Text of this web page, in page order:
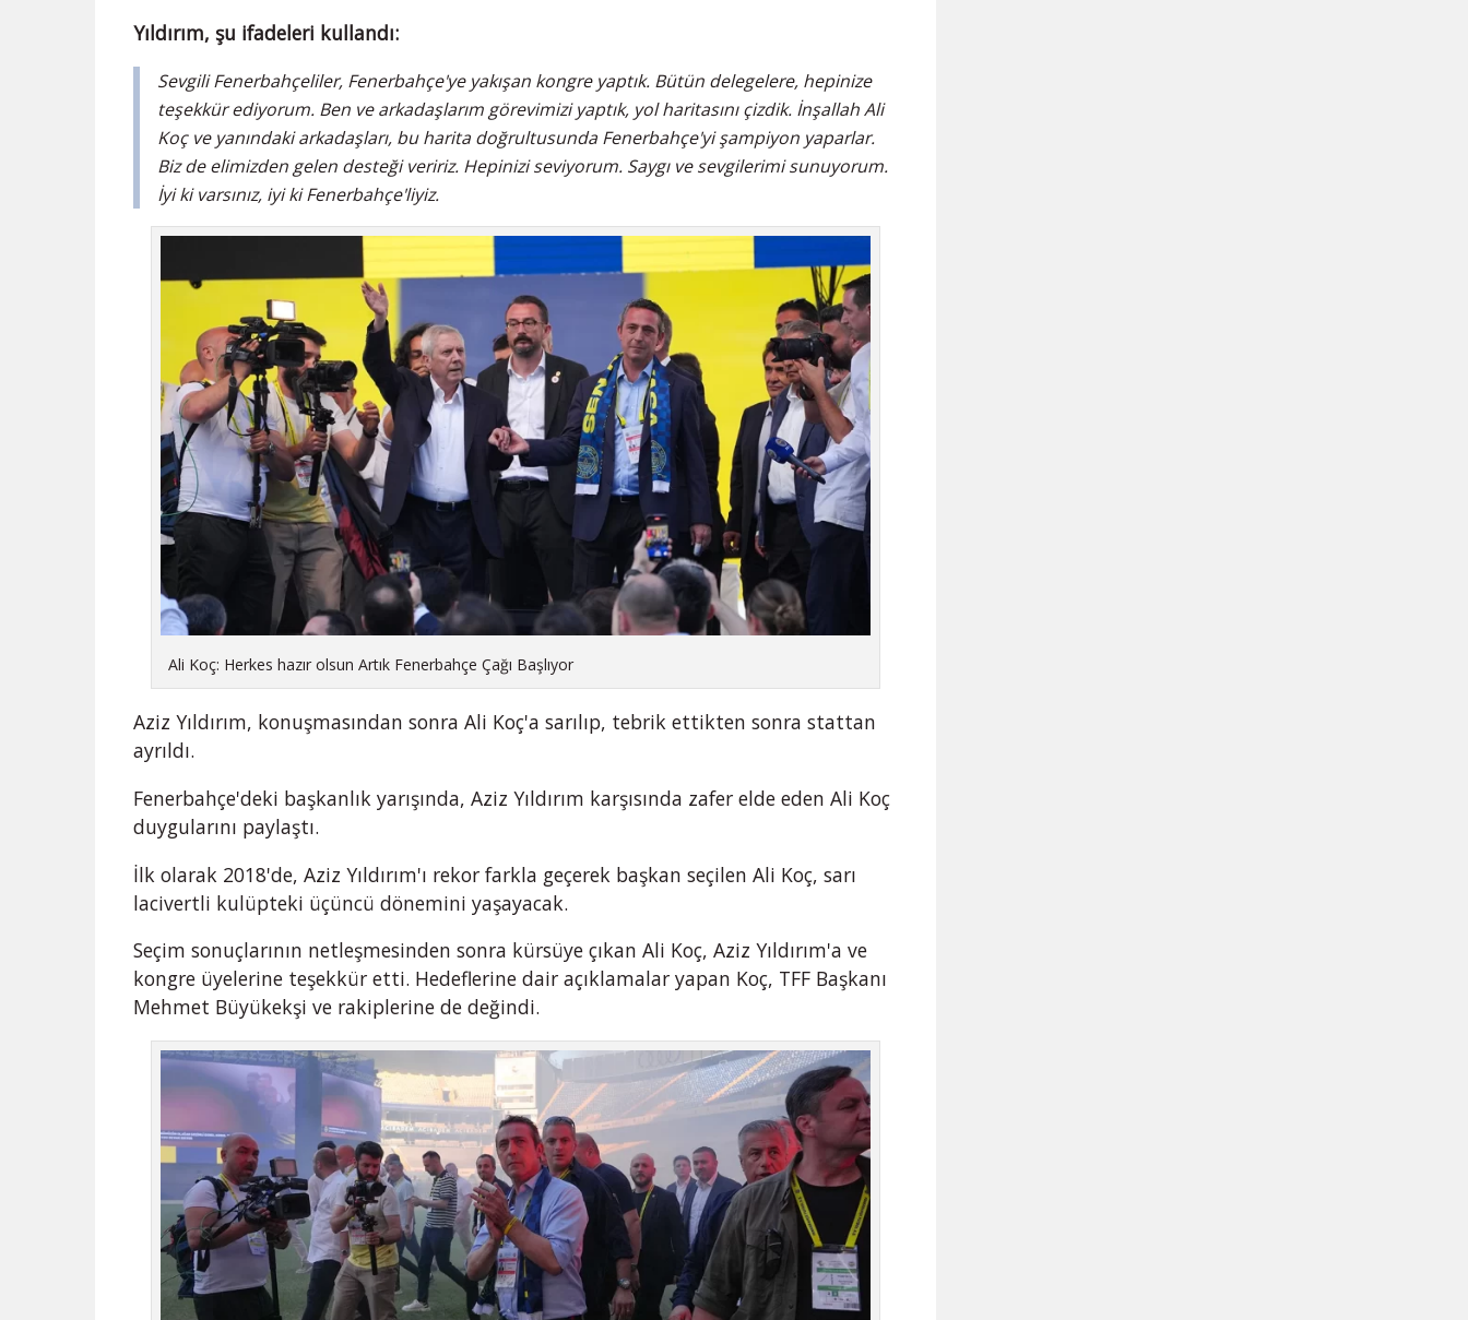
Yıldırım, şu ifadeleri kullandı:
Sevgili Fenerbahçeliler, Fenerbahçe'ye yakışan kongre yaptık. Bütün delegelere, hepinize
teşekkür ediyorum. Ben ve arkadaşlarım görevimizi yaptık, yol haritasını çizdik. İnşallah Ali
Koç ve yanındaki arkadaşları, bu harita doğrultusunda Fenerbahçe'yi şampiyon yaparlar.
Biz de elimizden gelen desteği veririz. Hepinizi seviyorum. Saygı ve sevgilerimi sunuyorum.
İyi ki varsınız, iyi ki Fenerbahçe'liyiz.
Ali Koç: Herkes hazır olsun Artık Fenerbahçe Çağı Başlıyor
Aziz Yıldırım, konuşmasından sonra Ali Koç'a sarılıp, tebrik ettikten sonra stattan
ayrıldı.
Fenerbahçe'deki başkanlık yarışında, Aziz Yıldırım karşısında zafer elde eden Ali Koç
duygularını paylaştı.
İlk olarak 2018'de, Aziz Yıldırım'ı rekor farkla geçerek başkan seçilen Ali Koç, sarı
lacivertli kulüpteki üçüncü dönemini yaşayacak.
Seçim sonuçlarının netleşmesinden sonra kürsüye çıkan Ali Koç, Aziz Yıldırım'a ve
kongre üyelerine teşekkür etti. Hedeflerine dair açıklamalar yapan Koç, TFF Başkanı
Mehmet Büyükekşi ve rakiplerine de değindi.